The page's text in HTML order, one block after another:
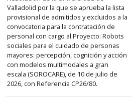
primera
columna
el
título
del
anuncio,
en
Valladolid por la que se aprueba la lista
provisional de admitidos y excluidos a la
convocatoria para la contratación de
personal con cargo al Proyecto: Robots
sociales para el cuidado de personas
mayores: percepción, cognición y acción
con modelos multimodales a gran
escala (SOROCARE), de 10 de julio de
2026, con Referencia CP26/80.